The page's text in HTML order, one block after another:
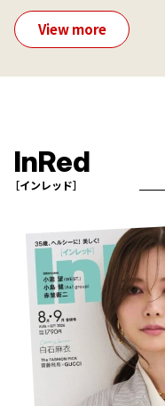
View more
InRed
［インレッド］